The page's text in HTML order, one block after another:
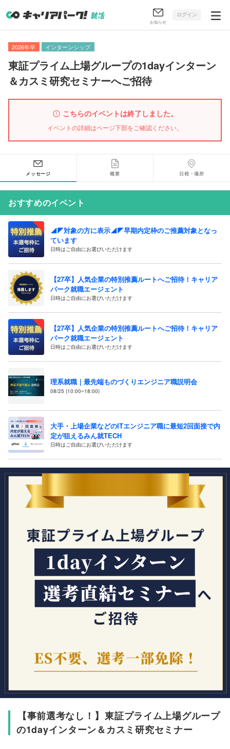
お知らせ
ログイン
2026年卒 インターンシップ
東証プライム上場グループの1dayインターン
＆カスミ研究セミナーへご招待
こちらのイベントは終了しました。
イベントの詳細はページ下部をご確認ください。
メッセージ 概要 日程・場所
おすすめのイベント
◢◤対象の方に表示◢◤早期内定枠のご推薦対象となっ
ています
日時はご自由にお選びいただけます
【27卒】人気企業の特別推薦ルートへご招待！キャリア
パーク就職エージェント
日時はご自由にお選びいただけます
【27卒】人気企業の特別推薦ルートへご招待！キャリア
パーク就職エージェント
日時はご自由にお選びいただけます
理系就職｜最先端ものづくりエンジニア職説明会
08/25 (10:00~18:00)
大手・上場企業などのITエンジニア職に最短2回面接で内
定が狙えるみん就TECH
日時はご自由にお選びいただけます
【事前選考なし！ 】 東証プライム上場グループ
の1dayインターン＆カスミ研究セミナー